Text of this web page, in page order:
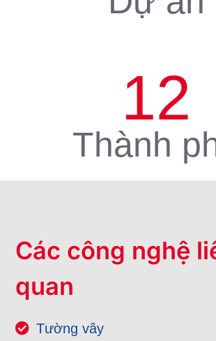
12
Thành
Các công nghệ
quan
Tường vây